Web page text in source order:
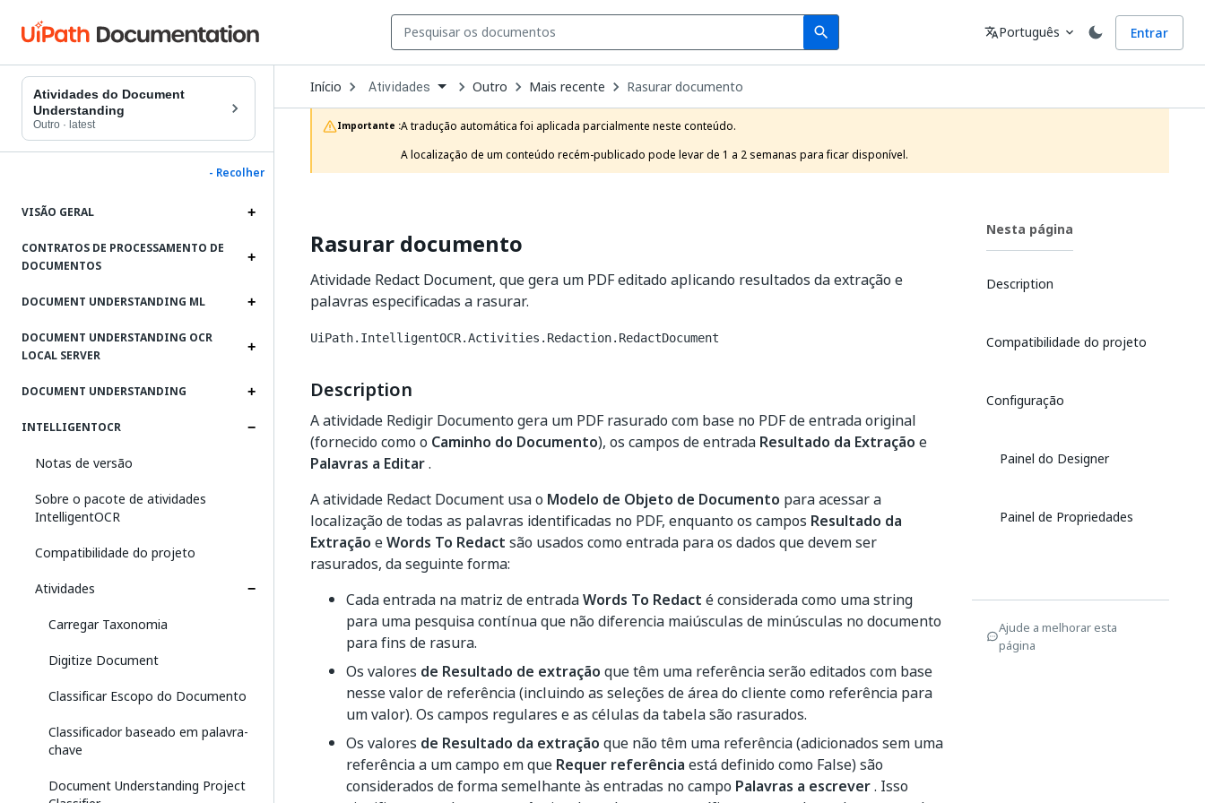
search
Search Idioma
translatePortuguês expand_more Entrar
Atividades do Document
Understanding
Outro · latest
- Recolher
VISÃO GERAL
CONTRATOS DE PROCESSAMENTO DE
DOCUMENTOS
DOCUMENT UNDERSTANDING ML
DOCUMENT UNDERSTANDING OCR
LOCAL SERVER
DOCUMENT UNDERSTANDING
INTELLIGENTOCR
Notas de versão
Sobre o pacote de atividades
IntelligentOCR
Compatibilidade do projeto
Atividades
Carregar Taxonomia
Digitize Document
Classificar Escopo do Documento
Classificador baseado em palavra-
chave
Document Understanding Project
Início Open
Dropdown
to
choose
product
Atividades Outro Mais recente Rasurar documento
Importante :A tradução automática foi aplicada parcialmente neste conteúdo.
A localização de um conteúdo recém-publicado pode levar de 1 a 2 semanas para ficar disponível.
Rasurar documento
Atividade Redact Document, que gera um PDF editado aplicando resultados da extração e
palavras especificadas a rasurar.
UiPath.IntelligentOCR.Activities.Redaction.RedactDocument
Description
A atividade Redigir Documento gera um PDF rasurado com base no PDF de entrada original
(fornecido como o Caminho do Documento), os campos de entrada Resultado da Extração e
Palavras a Editar.
A atividade Redact Document usa o Modelo de Objeto de Documento para acessar a
localização de todas as palavras identificadas no PDF, enquanto os campos Resultado da
Extração eWords To Redact são usados como entrada para os dados que devem ser
rasurados, da seguinte forma:
Cada entrada na matriz de entradaWords To Redact é considerada como uma string
para uma pesquisa contínua que não diferencia maiúsculas de minúsculas no documento
para fins de rasura.
Os valores de Resultado de extração que têm uma referência serão editados com base
nesse valor de referência (incluindo as seleções de área do cliente como referência para
um valor). Os campos regulares e as células da tabela são rasurados.
Os valores de Resultado da extração que não têm uma referência (adicionados sem uma
referência a um campo em que Requer referência está definido como False) são
considerados de forma semelhante às entradas no campo Palavras a escrever. Isso
Nesta página
Description
Compatibilidade do projeto
Configuração
Painel do Designer
Painel de Propriedades
Ajude a melhorar esta
página